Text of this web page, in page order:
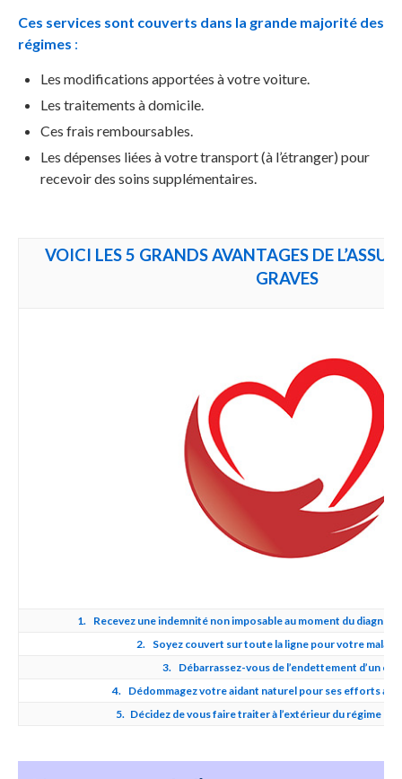
Ces services sont couverts dans la grande majorité des
régimes :
Les modifications apportées à votre voiture.
Les traitements à domicile.
Ces frais remboursables.
Les dépenses liées à votre transport (à l’étranger) pour
recevoir des soins supplémentaires.
VOICI LES 5 GRANDS AVANTAGES DE
GRAVES
1. Recevez une indemnité non imposable au moment du
2. Soyez couvert sur toute la ligne pour votre
3. Débarrassez-vous de l’endettement d’un
4. Dédommagez votre aidant naturel pour ses efforts
5. Décidez de vous faire traiter à l’extérieur du régime de